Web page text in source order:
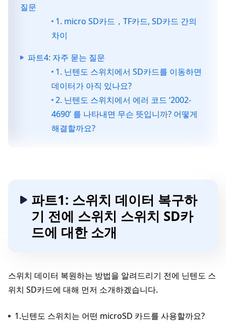
질문
1. micro SD카드，TF카드, SD카드 간의
차이
파트4: 자주 묻는 질문
1. 닌텐도 스위치에서 SD카드를 이동하면
데이터가 아직 있나요?
2. 닌텐도 스위치에서 에러 코드 ‘2002-
4690’ 를 나타내면 무슨 뜻입니까? 어떻게
해결할까요?
파트1: 스위치 데이터 복구하
기 전에 스위치 스위치 SD카
드에 대한 소개
스위치 데이터 복원하는 방법을 알려드리기 전에 닌텐도 스
위치 SD카드에 대해 먼저 소개하겠습니다.
1.닌텐도 스위치는 어떤 microSD 카드를 사용할까요?